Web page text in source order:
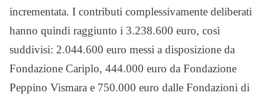
incrementata. I contributi complessivamente deliberati
hanno quindi raggiunto i 3.238.600 euro, così
suddivisi: 2.044.600 euro messi a disposizione da
Fondazione Cariplo, 444.000 euro da Fondazione
Peppino Vismara e 750.000 euro dalle Fondazioni di